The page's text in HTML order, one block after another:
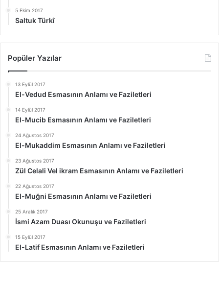
5 Ekim 2017
Saltuk Türkî
Popüler Yazılar
13 Eylül 2017
El-Vedud Esmasının Anlamı ve Faziletleri
14 Eylül 2017
El-Mucib Esmasının Anlamı ve Faziletleri
24 Ağustos 2017
El-Mukaddim Esmasının Anlamı ve Faziletleri
23 Ağustos 2017
Zül Celali Vel ikram Esmasının Anlamı ve Faziletleri
22 Ağustos 2017
El-Muğni Esmasının Anlamı ve Faziletleri
25 Aralık 2017
İsmi Azam Duası Okunuşu ve Faziletleri
15 Eylül 2017
El-Latif Esmasının Anlamı ve Faziletleri